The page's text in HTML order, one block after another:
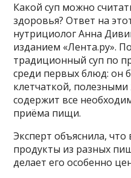
Какой суп можно
здоровья? Ответ на
нутрициолог Анна
изданием «Лента.ру».
традиционный суп по
среди первых блюд: он
клетчаткой,
содержит все
приёма пищи.
Эксперт объяснила, что
продукты из разных
делает его особенно